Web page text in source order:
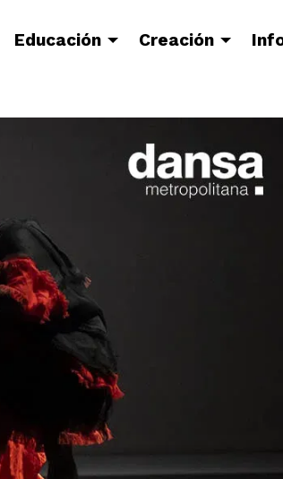
Educación Creación